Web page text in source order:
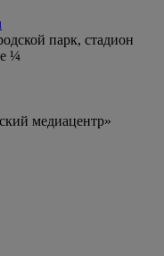
парк, стадион
¼
медиацентр»